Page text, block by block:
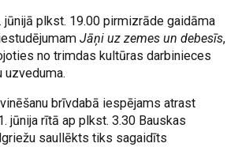
jūnijā plkst. 19.00 pirmizrāde gaidāma
Jāņi uz zemes un debesīs,
no trimdas kultūras darbinieces
uzveduma.
brīvdabā iespējams atrast
jūnija rītā ap plkst. 3.30 Bauskas
saullēkts tiks sagaidīts